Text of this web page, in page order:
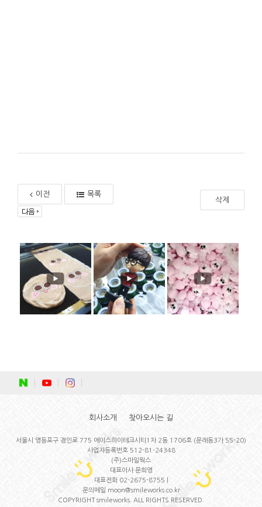
이전 목록
삭제
회사소개 찾아오시는 길
서울시 영등포구 경인로 775 에이스하이테크시티1차 2동 1706호 (문래동3가 55-20)
사업자등록번호 512-81-24348
(주)스마일웍스
대표이사 문희영
대표전화 02-2675-8755 |
문의메일 moon@smileworks.co.kr
COPYRIGHT smileworks. ALL RIGHTS RESERVED.